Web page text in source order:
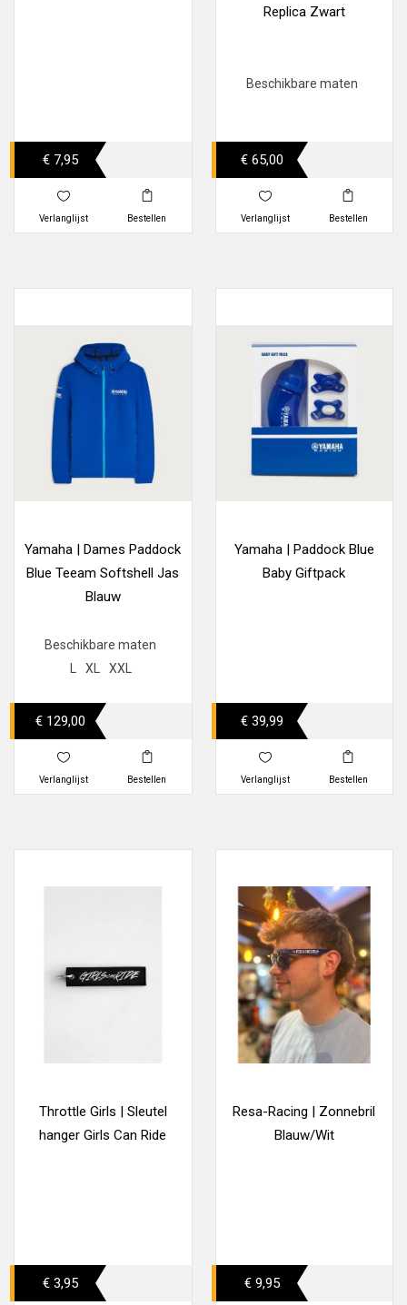
€ 7,95
Verlanglijst Bestellen
Replica Zwart
Beschikbare maten
€ 65,00
Verlanglijst Bestellen
Yamaha | Dames Paddock
Blue Teeam Softshell Jas
Blauw
Beschikbare maten
XL XXL
€ 129,00
Verlanglijst Bestellen
Yamaha | Paddock Blue
Baby Giftpack
€ 39,99
Verlanglijst Bestellen
Throttle Girls | Sleutel
hanger Girls Can Ride
€ 3,95
Resa-Racing | Zonnebril
Blauw/Wit
€ 9,95